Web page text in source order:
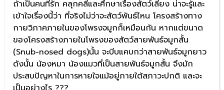
ถ้าเป็นคนที่รัก คลุกคลีและศึกษาเรื่องสัตว์เลี้ยง น่าจะรู้และ
เข้าใจเรื่องนี้ว่า ที่จริงไม่ว่าจะสัตว์พันธ์ไหน โครงสร้างทาง
กายวิภาคภายในของโพรงจมูกก็เหมือนกัน หากแต่ขนาด
ของโครงสร้างภายในโพรงของสัตว์สายพันธ์จมูกสั้น
(Snub-nosed dogs)นั้น จะบีบแคบกว่าสายพันธ์จมูกยาว
ดังนั้น น้องหมา น้องแมวที่เป็นสายพันธ์จมูกสั้น จึงมัก
ประสบปัญหาในการหายใจแม้อยู่ภายใต้สภาวะปกติ และจะ